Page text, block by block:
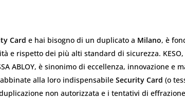
Card e hai bisogno di un duplicato a Milano, è
e rispetto dei più alti standard di sicurezza.
ABLOY, è sinonimo di eccellenza, innovazione e
alla loro indispensabile Security Card (o
non autorizzata e i tentativi di